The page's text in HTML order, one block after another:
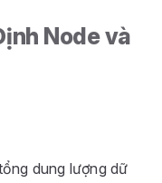
Node và
dung lượng dữ